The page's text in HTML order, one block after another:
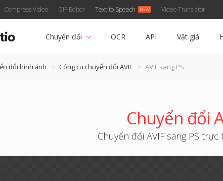
Compress Video GIF Editor Text to Speech Video Translator
Chuyển đổi OCR API Vật giá
đổi hình ảnh Công cụ chuyển đổi AVIF AVIF sang PS
Chuyển đổi
Chuyển đổi AVIF sang PS